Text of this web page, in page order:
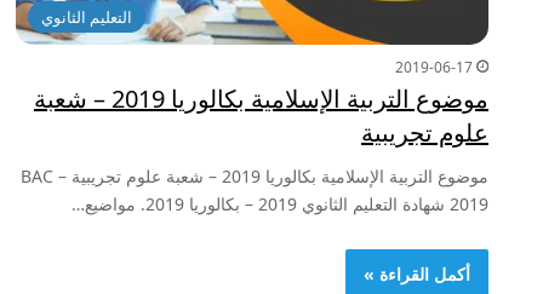
التعليم الثانوي
2019-06-17
موضوع التربية الإسلامية بكالوريا 2019 – شعبة
علوم تجريبية
موضوع التربية الإسلامية بكالوريا 2019 – شعبة علوم تجريبية – BAC
2019 شهادة التعليم الثانوي 2019 – بكالوريا 2019. مواضيع…
أكمل القراءة »